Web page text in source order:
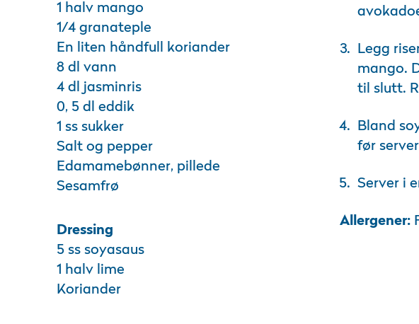
1 halv mango
1/4 granateple
En liten håndfull koriander
8 dl vann
4 dl jasminris
0, 5 dl eddik
1 ss sukker
Salt og pepper
Edamamebønner, pillede
Sesamfrø
Dressing
5 ss soyasaus
1 halv lime
Koriander
Legg
mango.
til slutt.
Bland
før
Server i
Allergener: